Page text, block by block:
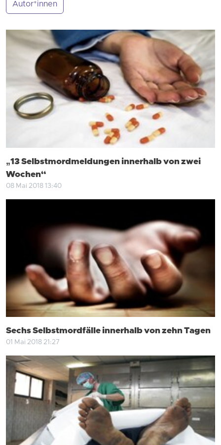
Autor*innen
„13 Selbstmordmeldungen innerhalb von zwei
Wochen“
08 Mai 2018 13:40
Sechs Selbstmordfälle innerhalb von zehn Tagen
01 Mai 2018 21:27